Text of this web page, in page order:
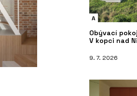
A
Obývací
V kopci nad
9. 7. 2026